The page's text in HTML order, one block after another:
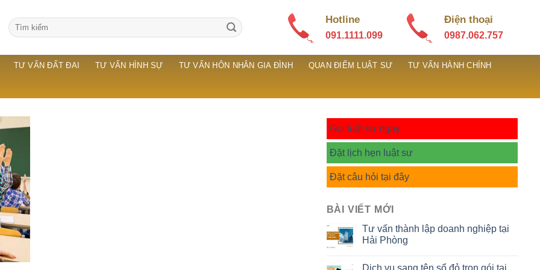
Hotline
091.1111.099
Điện thoại
0987.062.757
TƯ VẤN ĐẤT ĐAI TƯ VẤN HÌNH SỰ TƯ VẤN HÔN NHÂN GIA ĐÌNH QUAN ĐIỂM LUẬT SƯ TƯ VẤN HÀNH CHÍNH
Gọi luật sư ngay
Đặt lịch hẹn luật sư
Đặt câu hỏi tại đây
BÀI VIẾT MỚI
Tư vấn thành lập doanh nghiệp tại
Hải Phòng
Dịch vụ sang tên sổ đỏ trọn gói tại